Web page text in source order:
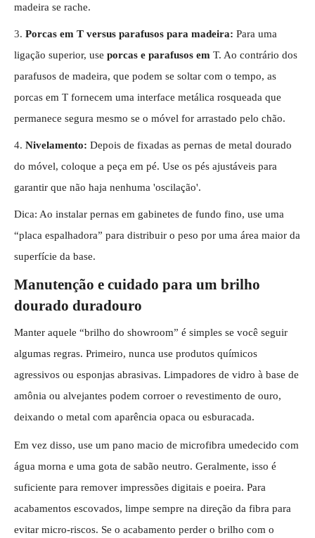
madeira se rache.
3. Porcas em T versus parafusos para madeira: Para uma
ligação superior, use porcas e parafusos em T. Ao contrário dos
parafusos de madeira, que podem se soltar com o tempo, as
porcas em T fornecem uma interface metálica rosqueada que
permanece segura mesmo se o móvel for arrastado pelo chão.
4. Nivelamento: Depois de fixadas as pernas de metal dourado
do móvel, coloque a peça em pé. Use os pés ajustáveis ​​para
garantir que não haja nenhuma 'oscilação'.
Dica: Ao instalar pernas em gabinetes de fundo fino, use uma
“placa espalhadora” para distribuir o peso por uma área maior da
superfície da base.
Manutenção e cuidado para um brilho
dourado duradouro
Manter aquele “brilho do showroom” é simples se você seguir
algumas regras. Primeiro, nunca use produtos químicos
agressivos ou esponjas abrasivas. Limpadores de vidro à base de
amônia ou alvejantes podem corroer o revestimento de ouro,
deixando o metal com aparência opaca ou esburacada.
Em vez disso, use um pano macio de microfibra umedecido com
água morna e uma gota de sabão neutro. Geralmente, isso é
suficiente para remover impressões digitais e poeira. Para
acabamentos escovados, limpe sempre na direção da fibra para
evitar micro-riscos. Se o acabamento perder o brilho com o